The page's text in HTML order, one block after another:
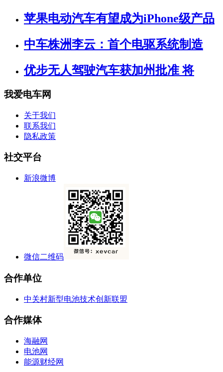
苹果电动汽车有望成为iPhone级产品
中车株洲李云：首个电驱系统制造
优步无人驾驶汽车获加州批准 将
我爱电车网
关于我们
联系我们
隐私政策
社交平台
新浪微博
微信二维码
合作单位
中关村新型电池技术创新联盟
合作媒体
海融网
电池网
能源财经网